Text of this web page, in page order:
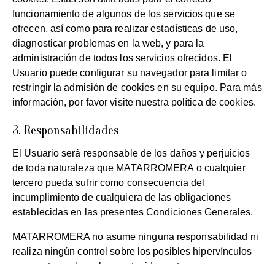
funcionamiento de algunos de los servicios que se
ofrecen, así como para realizar estadísticas de uso,
diagnosticar problemas en la web, y para la
administración de todos los servicios ofrecidos. El
Usuario puede configurar su navegador para limitar o
restringir la admisión de cookies en su equipo. Para más
información, por favor visite nuestra política de cookies.
3. Responsabilidades
El Usuario será responsable de los daños y perjuicios
de toda naturaleza que MATARROMERA o cualquier
tercero pueda sufrir como consecuencia del
incumplimiento de cualquiera de las obligaciones
establecidas en las presentes Condiciones Generales.
MATARROMERA no asume ninguna responsabilidad ni
realiza ningún control sobre los posibles hipervínculos